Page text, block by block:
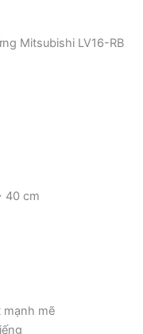
Mitsubishi LV16-RB
40 cm
mạnh mẽ